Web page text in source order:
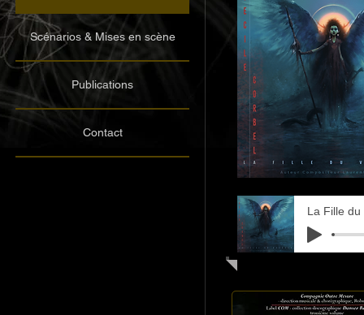
La Fille du
Scénarios & Mises en scène
Publications
Contact